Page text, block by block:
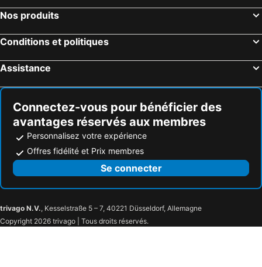
Nos produits
Conditions et politiques
Assistance
Connectez-vous pour bénéficier des
avantages réservés aux membres
Personnalisez votre expérience
Offres fidélité et Prix membres
Se connecter
trivago N.V., Kesselstraße 5 – 7, 40221 Düsseldorf, Allemagne
Copyright 2026 trivago | Tous droits réservés.